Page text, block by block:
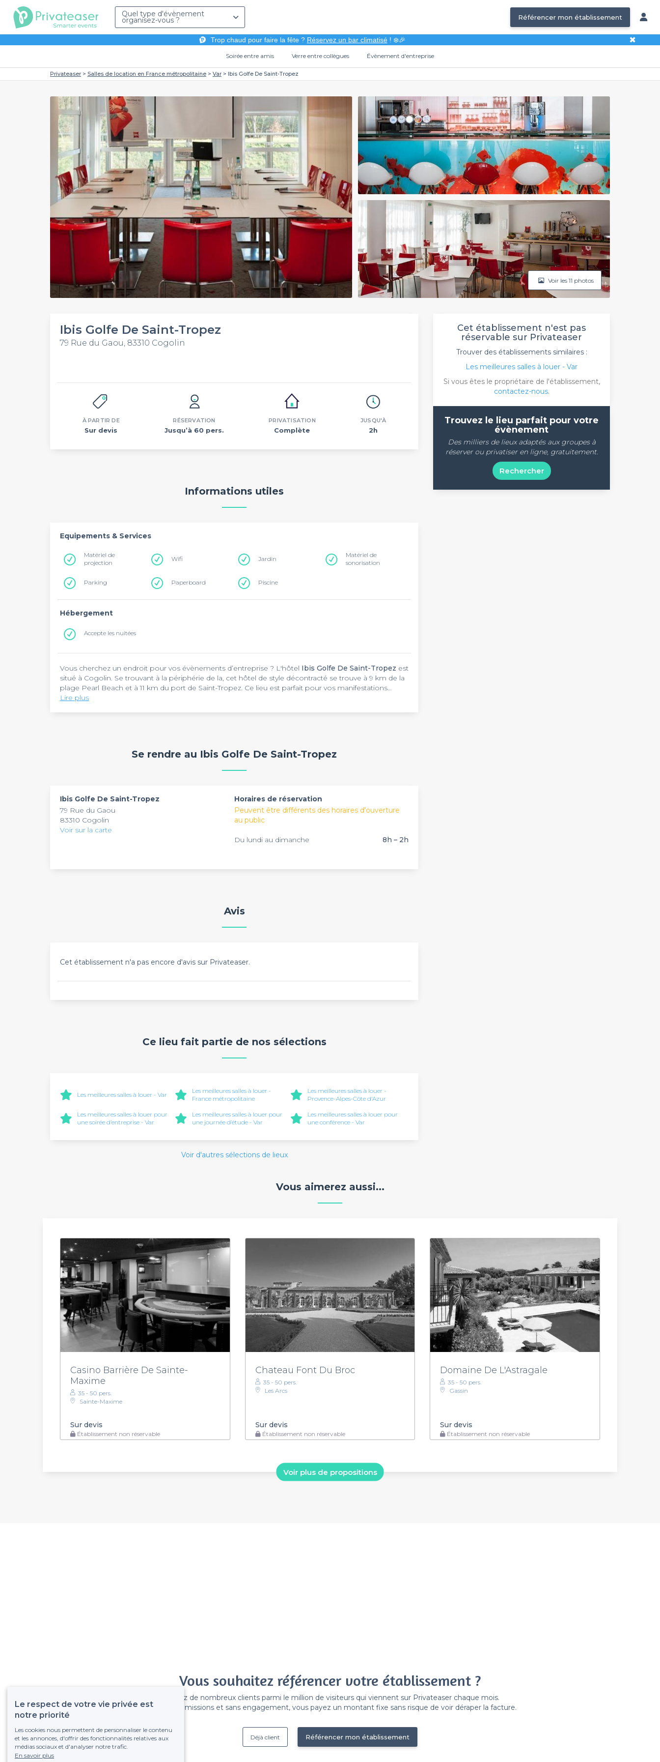
Quel type d'évènement
organisez-vous ? Référencer mon établissement
Trop chaud pour faire la fête ? Réservez un bar climatisé! ❄️🎉 ✖
Soirée entre amis Verre entre collègues Évènement d'entreprise
Privateaser Salles de location en France métropolitaine Var Ibis Golfe De Saint-Tropez
Voir les 11 photos
Ibis Golfe De Saint-Tropez
79 Rue du Gaou, 83310 Cogolin
À PARTIR DE
Sur devis
RÉSERVATION
Jusqu’à 60 pers.
PRIVATISATION
Complète
JUSQU'À
2h
Informations utiles
Equipements & Services
Matériel de
projection
Wifi Jardin
Matériel de
sonorisation
Parking Paperboard Piscine
Hébergement
Accepte les nuitées
Vous cherchez un endroit pour vos évènements d’entreprise ? L'hôtel Ibis Golfe De Saint-Tropez est
situé à Cogolin. Se trouvant à la périphérie de la, cet hôtel de style décontracté se trouve à 9 km de la
plage Pearl Beach et à 11 km du port de Saint-Tropez. Ce lieu est parfait pour vos manifestations
d’entreprise et vos séminaires.
méditerranéenne chez Ibis, avec son bar moderne ouvert 24h/24. Il met également à disposition un
élégant, typique de la gamme Ibis. Son équipe professionnelle restera à vos côtés tout au long de
Lire plus
Se rendre au Ibis Golfe De Saint-Tropez
Ibis Golfe De Saint-Tropez
79 Rue du Gaou
83310 Cogolin
Voir sur la carte
Horaires de réservation
Peuvent être différents des horaires d'ouverture
au public
Du lundi au dimanche 8h – 2h
Avis
Cet établissement n'a pas encore d'avis sur Privateaser.
Ce lieu fait partie de nos sélections
Les meilleures salles à louer - Var
Les meilleures salles à louer -
France métropolitaine
Les meilleures salles à louer -
Provence-Alpes-Côte d'Azur
Les meilleures salles à louer pour
une soirée d’entreprise - Var
Les meilleures salles à louer pour
une journée d’étude - Var
Les meilleures salles à louer pour
une conférence - Var
Voir d'autres sélections de lieux
Cet établissement n'est pas
réservable sur Privateaser
Trouver des établissements similaires :
Les meilleures salles à louer - Var
Si vous êtes le propriétaire de l'établissement,
contactez-nous.
Trouvez le lieu parfait pour votre
évènement
Des milliers de lieux adaptés aux groupes à
réserver ou privatiser en ligne, gratuitement.
Rechercher
Vous aimerez aussi...
Casino Barrière De Sainte-
Maxime
35 - 50 pers.
Sainte-Maxime
Sur devis
Établissement non réservable
Chateau Font Du Broc
35 - 50 pers.
Les Arcs
Sur devis
Établissement non réservable
Domaine De L'Astragale
35 - 50 pers.
Gassin
Sur devis
Établissement non réservable
Voir plus de propositions
Vous souhaitez référencer votre établissement ?
Gagnez de nombreux clients parmi le million de visiteurs qui viennent sur Privateaser chaque mois.
Pas de commissions et sans engagement, vous payez un montant fixe sans risque de voir déraper la facture.
Référencer mon établissement
Déjà client
Le respect de votre vie privée est
notre priorité
Les cookies nous permettent de personnaliser le contenu
et les annonces, d'offrir des fonctionnalités relatives aux
médias sociaux et d'analyser notre trafic.
En savoir plus